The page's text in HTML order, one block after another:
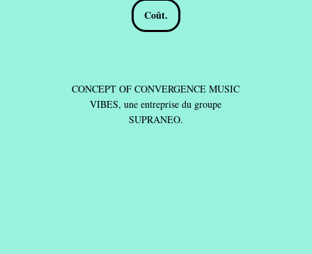
Coût.
CONCEPT OF CONVERGENCE MUSIC
VIBES, une entreprise du groupe
SUPRANEO.